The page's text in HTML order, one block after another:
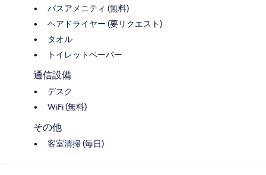
バスアメニティ (無料)
ヘアドライヤー (要リクエスト)
タオル
トイレットペーパー
通信設備
デスク
WiFi (無料)
その他
客室清掃 (毎日)